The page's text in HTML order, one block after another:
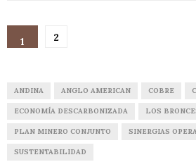
1 2
ANDINA ANGLO AMERICAN COBRE
ECONOMÍA DESCARBONIZADA LOS
PLAN MINERO CONJUNTO SINERGIAS
SUSTENTABILIDAD